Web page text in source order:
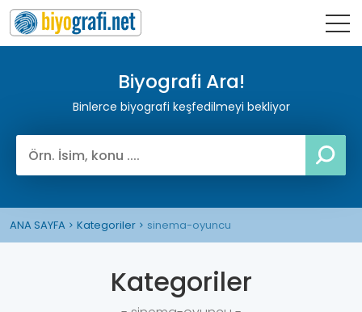
Biyografi Ara!
Binlerce biyografi keşfedilmeyi bekliyor
ANA SAYFA Kategoriler sinema-oyuncu
Kategoriler